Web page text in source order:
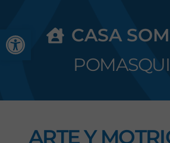
Abrir barra de
CASA
POMASQUI
ARTE Y